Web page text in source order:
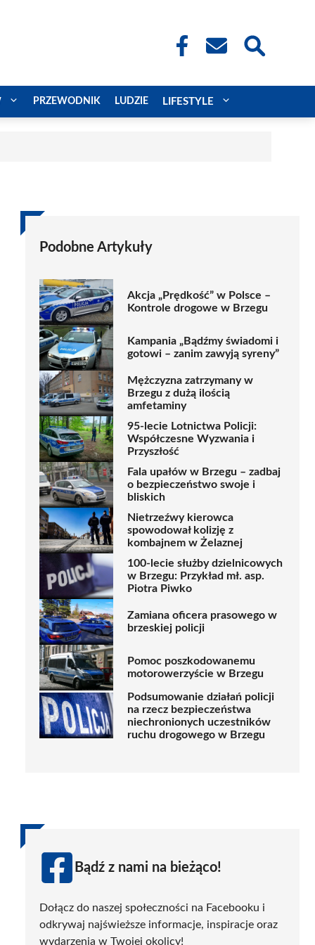
PRZEWODNIK LUDZIE LIFESTYLE
Podobne Artykuły
Akcja „Prędkość” w Polsce –
Kontrole drogowe w Brzegu
Kampania „Bądźmy świadomi i
gotowi – zanim zawyją syreny”
Mężczyzna zatrzymany w
Brzegu z dużą ilością
amfetaminy
95-lecie Lotnictwa Policji:
Współczesne Wyzwania i
Przyszłość
Fala upałów w Brzegu – zadbaj
o bezpieczeństwo swoje i
bliskich
Nietrzeźwy kierowca
spowodował kolizję z
kombajnem w Żelaznej
100-lecie służby dzielnicowych
w Brzegu: Przykład mł. asp.
Piotra Piwko
Zamiana oficera prasowego w
brzeskiej policji
Pomoc poszkodowanemu
motorowerzyście w Brzegu
Podsumowanie działań policji
na rzecz bezpieczeństwa
niechronionych uczestników
ruchu drogowego w Brzegu
Bądź z nami na bieżąco!
Dołącz do naszej społeczności na Facebooku i
odkrywaj najświeższe informacje, inspiracje oraz
wydarzenia w Twojej okolicy!